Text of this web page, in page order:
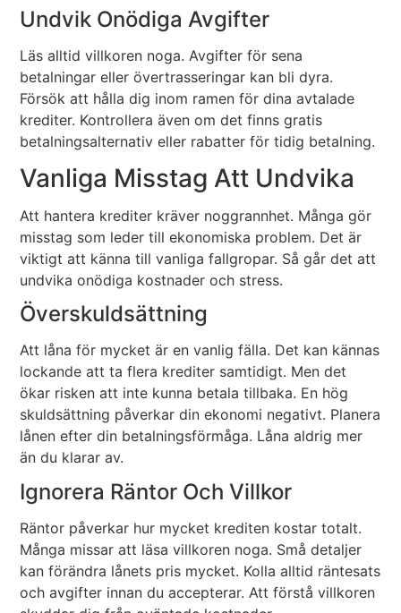
Undvik Onödiga Avgifter
Läs alltid villkoren noga. Avgifter för sena
betalningar eller övertrasseringar kan bli dyra.
Försök att hålla dig inom ramen för dina avtalade
krediter. Kontrollera även om det finns gratis
betalningsalternativ eller rabatter för tidig betalning.
Vanliga Misstag Att Undvika
Att hantera krediter kräver noggrannhet. Många gör
misstag som leder till ekonomiska problem. Det är
viktigt att känna till vanliga fallgropar. Så går det att
undvika onödiga kostnader och stress.
Överskuldsättning
Att låna för mycket är en vanlig fälla. Det kan kännas
lockande att ta flera krediter samtidigt. Men det
ökar risken att inte kunna betala tillbaka. En hög
skuldsättning påverkar din ekonomi negativt. Planera
lånen efter din betalningsförmåga. Låna aldrig mer
än du klarar av.
Ignorera Räntor Och Villkor
Räntor påverkar hur mycket krediten kostar totalt.
Många missar att läsa villkoren noga. Små detaljer
kan förändra lånets pris mycket. Kolla alltid räntesats
och avgifter innan du accepterar. Att förstå villkoren